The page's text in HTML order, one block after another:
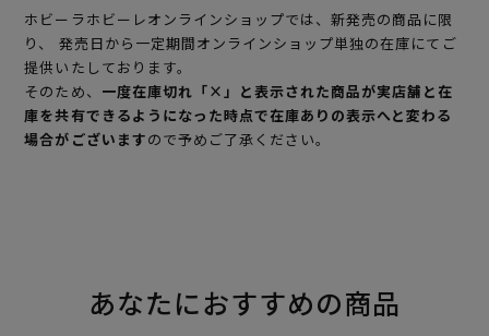
ホビーラホビーレオンラインショップでは、新発売の商品に限
り、 発売日から一定期間オンラインショップ単独の在庫にてご
提供いたしております。
そのため、 一度在庫切れ「×」と表示された商品が実店舗と在
庫を共有できるようになった時点で在庫ありの表示へと変わる
場合がございますので予めご了承ください。
あなたにおすすめの商品